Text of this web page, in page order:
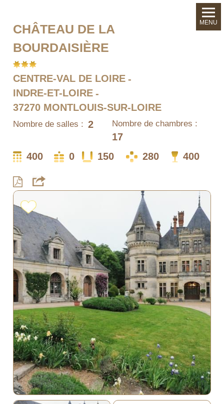
CHÂTEAU DE LA
BOURDAISIÈRE
CENTRE-VAL DE LOIRE
INDRE-ET-LOIRE
37270 MONTLOUIS-SUR-LOIRE
Nombre de salles : 2 Nombre de chambres :
17
400
0 150 280 400
MENU